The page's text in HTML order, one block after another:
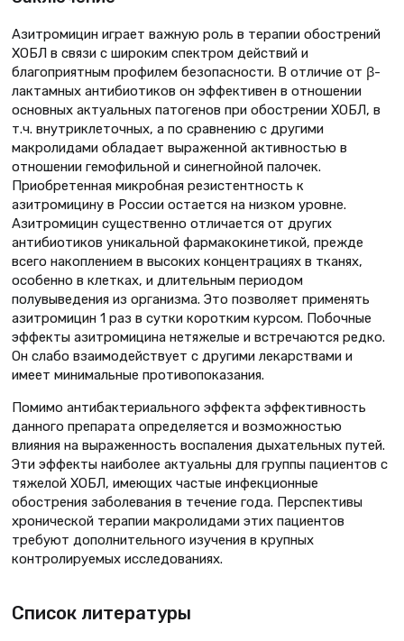
Азитромицин играет важную роль в терапии обострений
ХОБЛ в связи с широким спектром действий и
благоприятным профилем безопасности. В отличие от β-
лактамных антибиотиков он эффективен в отношении
основных актуальных патогенов при обострении ХОБЛ, в
т.ч. внутриклеточных, а по сравнению с другими
макролидами обладает выраженной активностью в
отношении гемофильной и синегнойной палочек.
Приобретенная микробная резистентность к
азитромицину в России остается на низком уровне.
Азитромицин существенно отличается от других
антибиотиков уникальной фармакокинетикой, прежде
всего накоплением в высоких концентрациях в тканях,
особенно в клетках, и длительным периодом
полувыведения из организма. Это позволяет применять
азитромицин 1 раз в сутки коротким курсом. Побочные
эффекты азитромицина нетяжeлые и встречаются редко.
Он слабо взаимодействует с другими лекарствами и
имеет минимальные противопоказания.
Помимо антибактериального эффекта эффективность
данного препарата определяется и возможностью
влияния на выраженность воспаления дыхательных путей.
Эти эффекты наиболее актуальны для группы пациентов с
тяжелой ХОБЛ, имеющих частые инфекционные
обострения заболевания в течение года. Перспективы
хронической терапии макролидами этих пациентов
требуют дополнительного изучения в крупных
контролируемых исследованиях.
Список литературы